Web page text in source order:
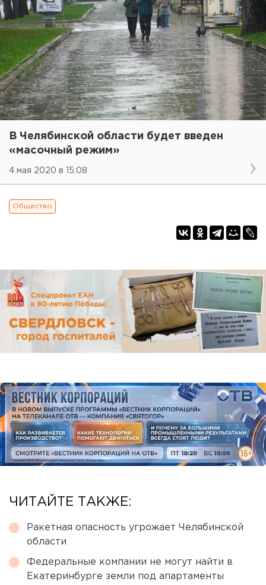
В Челябинской области будет введен
«масочный режим»
4 мая 2020 в 15:08
Общество
ЧИТАЙТЕ ТАКЖЕ:
Ракетная опасность угрожает Челябинской
области
Федеральные компании не могут найти в
Екатеринбурге земли под апартаменты